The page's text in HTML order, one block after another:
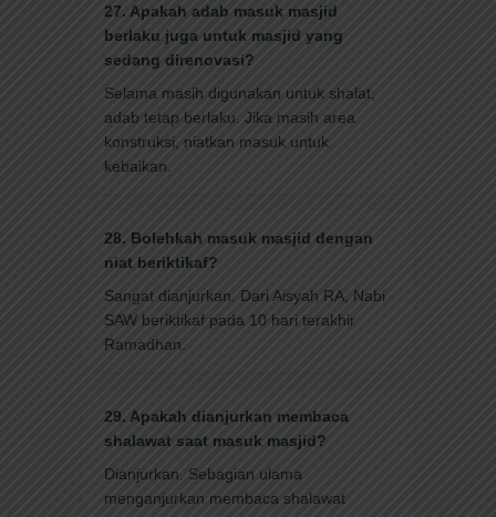
27. Apakah adab masuk masjid
berlaku juga untuk masjid yang
sedang direnovasi?
Selama masih digunakan untuk shalat,
adab tetap berlaku. Jika masih area
konstruksi, niatkan masuk untuk
kebaikan.
28. Bolehkah masuk masjid dengan
niat beriktikaf?
Sangat dianjurkan. Dari Aisyah RA, Nabi
SAW beriktikaf pada 10 hari terakhir
Ramadhan.
29. Apakah dianjurkan membaca
shalawat saat masuk masjid?
Dianjurkan. Sebagian ulama
menganjurkan membaca shalawat